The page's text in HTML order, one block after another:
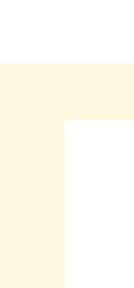
contenuto